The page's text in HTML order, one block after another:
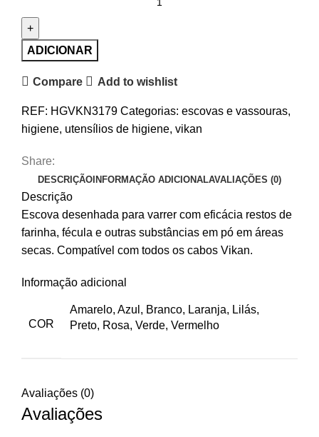
Escova
Vikan,
mm,
ADICIONAR
Compare Add to wishlist
REF: HGVKN3179 Categorias: escovas e vassouras,
higiene, utensílios de higiene, vikan
Share:
DESCRIÇÃO INFORMAÇÃO ADICIONALAVALIAÇÕES (0)
Descrição
Escova desenhada para varrer com eficácia restos de
farinha, fécula e outras substâncias em pó em áreas
secas. Compatível com todos os cabos Vikan.
Informação adicional
COR
Amarelo, Azul, Branco, Laranja, Lilás,
Preto, Rosa, Verde, Vermelho
Avaliações (0)
Avaliações